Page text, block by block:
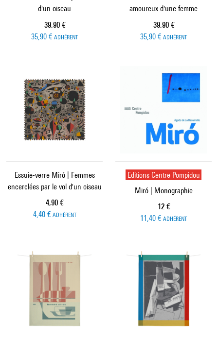
d'un oiseau
Prix ​​actuel
39,90 €
35,90 € ADHÉRENT
amoureux d'une femme
Prix ​​actuel
39,90 €
35,90 € ADHÉRENT
Essuie-verre Miró | Femmes
encerclées par le vol d'un oiseau
Prix ​​actuel
4,90 €
4,40 € ADHÉRENT
Editions Centre Pompidou
Miró | Monographie
Prix ​​actuel
12 €
11,40 € ADHÉRENT